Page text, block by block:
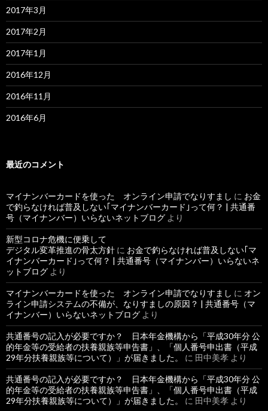
2017年3月
2017年2月
2017年1月
2016年12月
2016年11月
2016年6月
最近のコメント
マイナンバーカードを使った オンライン申請でなりすまし に お金
で釣らなければ普及しない｢マイナンバーカード｣って何？ | 共通番
号（マイナンバー）いらないネットブログ より
新型コロナ危機に便乗して
デジタル変革推進の骨太方針 に お金で釣らなければ普及しない｢マ
イナンバーカード｣って何？ | 共通番号（マイナンバー）いらないネ
ットブログ より
マイナンバーカードを使った オンライン申請でなりすまし に オン
ライン申請システムの不備が、なりすましの原因？ | 共通番号（マ
イナンバー）いらないネットブログ より
共通番号の記入が必要ですか？ 日本年金機構から「平成30年分 公
的年金等の受給者の扶養親族等申告書」、「個人番号申出書（平成
29年分扶養親族等について）」が届きました。
に 田中美孝 より
共通番号の記入が必要ですか？ 日本年金機構から「平成30年分 公
的年金等の受給者の扶養親族等申告書」、「個人番号申出書（平成
29年分扶養親族等について）」が届きました。
に 田中美孝 より